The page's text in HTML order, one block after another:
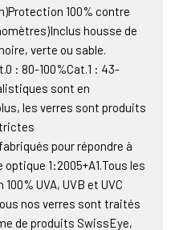
100% contre
housse de
verte ou sable.
: 80-100%Cat.1 : 43-
sont en
les verres sont produits
pour répondre à
1:2005+A1.Tous les
UVA, UVB et UVC
nos verres sont traités
de produits SwissEye,